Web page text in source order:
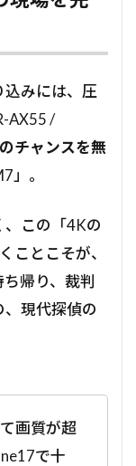
みには、圧
AX55 /
チャンスを無
」。
、この「4Kの
ことこそが、
帰り、裁判
現代探偵の
画質が超
で十